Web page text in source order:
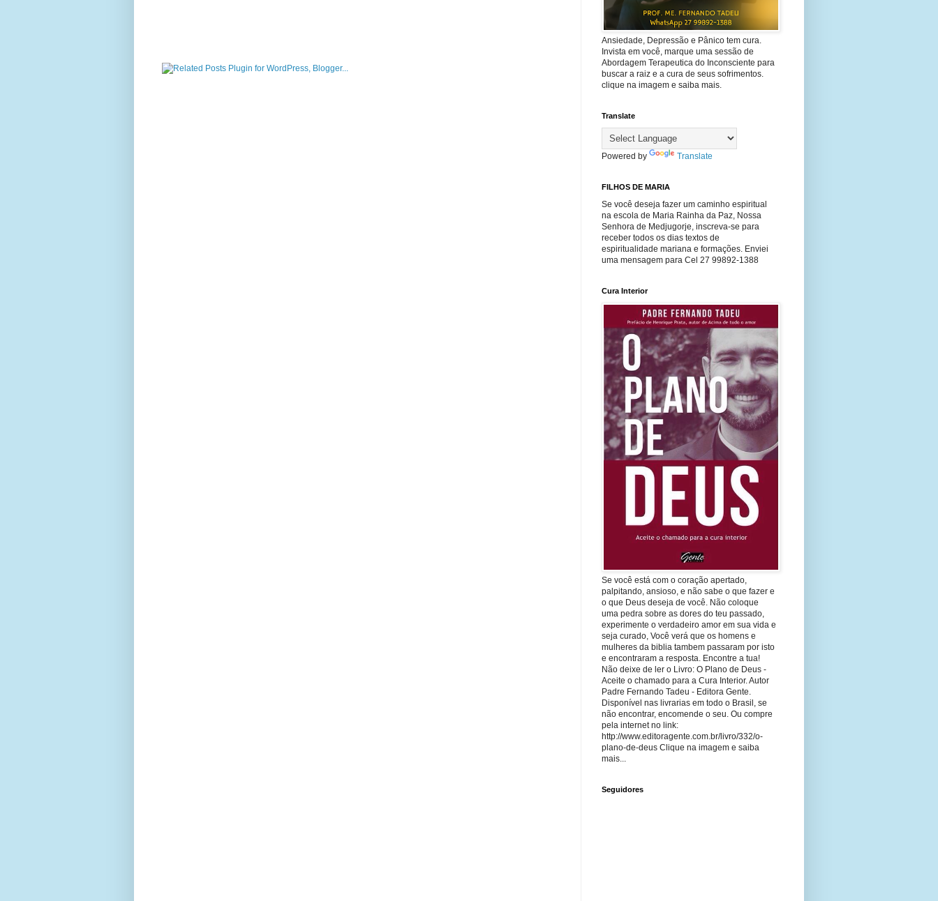
Ansiedade, Depressão e Pânico tem cura.
Invista em você, marque uma sessão de
Abordagem Terapeutica do Inconsciente para
buscar a raiz e a cura de seus sofrimentos.
clique na imagem e saiba mais.
Translate
Powered by Translate
FILHOS DE MARIA
Se você deseja fazer um caminho espiritual
na escola de Maria Rainha da Paz, Nossa
Senhora de Medjugorje, inscreva-se para
receber todos os dias textos de
espiritualidade mariana e formações. Enviei
uma mensagem para Cel 27 99892-1388
Cura Interior
Se você está com o coração apertado,
palpitando, ansioso, e não sabe o que fazer e
o que Deus deseja de você. Não coloque
uma pedra sobre as dores do teu passado,
experimente o verdadeiro amor em sua vida e
seja curado, Você verá que os homens e
mulheres da biblia tambem passaram por isto
e encontraram a resposta. Encontre a tua!
Não deixe de ler o Livro: O Plano de Deus -
Aceite o chamado para a Cura Interior. Autor
Padre Fernando Tadeu - Editora Gente.
Disponível nas livrarias em todo o Brasil, se
não encontrar, encomende o seu. Ou compre
pela internet no link:
http://www.editoragente.com.br/livro/332/o-
plano-de-deus Clique na imagem e saiba
mais...
Seguidores